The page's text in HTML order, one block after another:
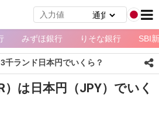
みずほ銀行 りそな銀行 SBI
3千ランド日本円でいくら？
は日本円（JPY）でいく